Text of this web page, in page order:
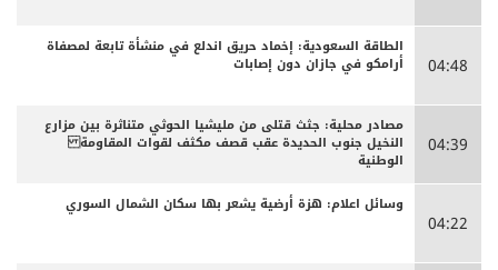
04:48
الطاقة السعودية: إخماد حريق اندلع في منشأة تابعة لمصفاة
أرامكو في جازان دون إصابات
04:39
مصادر محلية: جثث قتلى من مليشيا الحوثي متناثرة بين مزارع
النخيل جنوب الحديدة عقب قصف مكثف لقوات المقاومة
الوطنية
04:22
وسائل اعلام: هزة أرضية يشعر بها سكان الشمال السوري